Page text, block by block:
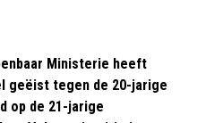
Ministerie heeft
geëist tegen de 20-jarige
op de 21-jarige